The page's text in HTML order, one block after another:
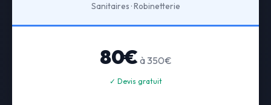
Sanitaires · Robinetterie
80€ à 350€
✓ Devis gratuit